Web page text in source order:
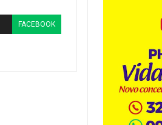
FACEBOOK